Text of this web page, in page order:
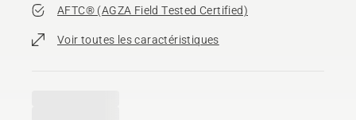
AFTC® (AGZA Field Tested Certified)​
Voir toutes les caractéristiques